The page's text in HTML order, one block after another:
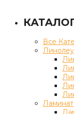
Все
Ламинат